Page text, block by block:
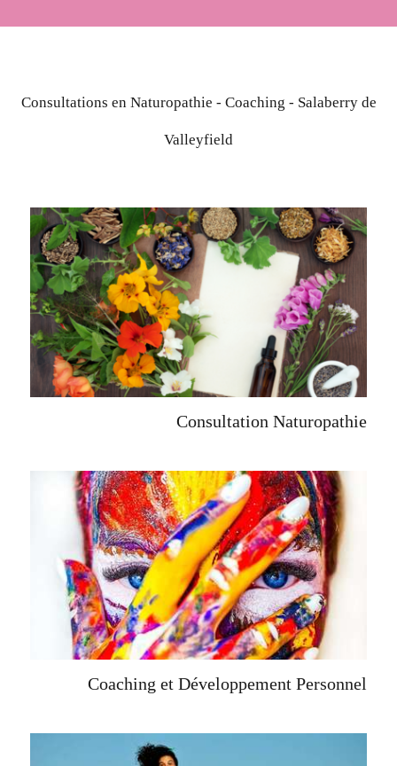
Consultations en Naturopathie - Coaching - Salaberry de
Valleyfield
Consultation Naturopathie
Coaching et Développement Personnel